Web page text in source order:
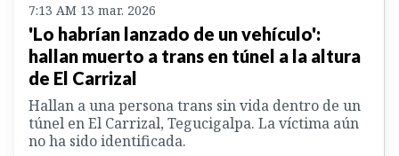
7:13 AM 13 mar. 2026
'Lo habrían lanzado de un vehículo':
hallan muerto a trans en túnel a la altura
de El Carrizal
Hallan a una persona trans sin vida dentro de un
túnel en El Carrizal, Tegucigalpa. La víctima aún
no ha sido identificada.